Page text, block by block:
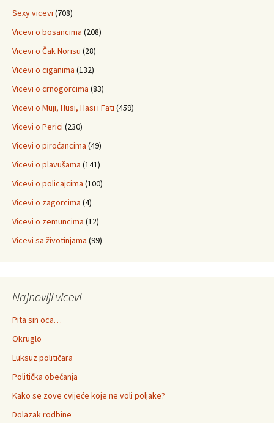
Sexy vicevi (708)
Vicevi o bosancima (208)
Vicevi o Čak Norisu (28)
Vicevi o ciganima (132)
Vicevi o crnogorcima (83)
Vicevi o Muji, Husi, Hasi i Fati (459)
Vicevi o Perici (230)
Vicevi o piroćancima (49)
Vicevi o plavušama (141)
Vicevi o policajcima (100)
Vicevi o zagorcima (4)
Vicevi o zemuncima (12)
Vicevi sa životinjama (99)
Najnoviji vicevi
Pita sin oca…
Okruglo
Luksuz političara
Politička obećanja
Kako se zove cvijeće koje ne voli poljake?
Dolazak rodbine